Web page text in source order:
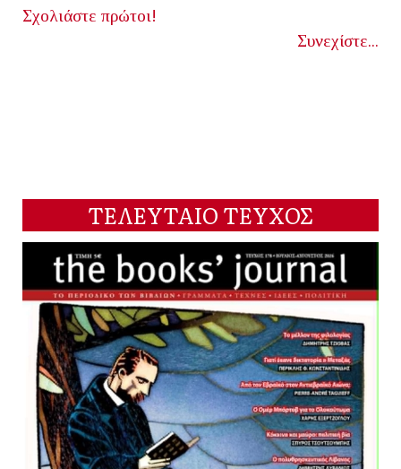
Σχολιάστε πρώτοι!
Συνεχίστε...
ΤΕΛΕΥΤΑΙΟ ΤΕΥΧΟΣ